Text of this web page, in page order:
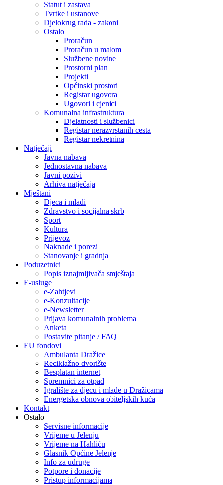
Statut i zastava
Tvrtke i ustanove
Djelokrug rada - zakoni
Ostalo
Proračun
Proračun u malom
Službene novine
Prostorni plan
Projekti
Općinski prostori
Registar ugovora
Ugovori i cjenici
Komunalna infrastruktura
Djelatnosti i službenici
Registar nerazvrstanih cesta
Registar nekretnina
Natječaji
Javna nabava
Jednostavna nabava
Javni pozivi
Arhiva natječaja
Mještani
Djeca i mladi
Zdravstvo i socijalna skrb
Sport
Kultura
Prijevoz
Naknade i porezi
Stanovanje i gradnja
Poduzetnici
Popis iznajmljivača smještaja
E-usluge
e-Zahtjevi
e-Konzultacije
e-Newsletter
Prijava komunalnih problema
Anketa
Postavite pitanje / FAQ
EU fondovi
Ambulanta Dražice
Reciklažno dvorište
Besplatan internet
Spremnici za otpad
Igralište za djecu i mlade u Dražicama
Energetska obnova obiteljskih kuća
Kontakt
Ostalo
Servisne informacije
Vrijeme u Jelenju
Vrijeme na Hahliću
Glasnik Općine Jelenje
Info za udruge
Potpore i donacije
Pristup informacijama